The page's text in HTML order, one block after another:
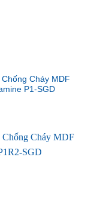
Cháy MDF
P1-SGD